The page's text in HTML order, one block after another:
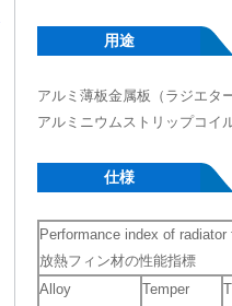
用途
アルミ薄板金属板（ラジエタ
アルミニウムストリップコイ
仕様
Performance index of radiator
放熱フィン材の性能指標
Alloy
Temper